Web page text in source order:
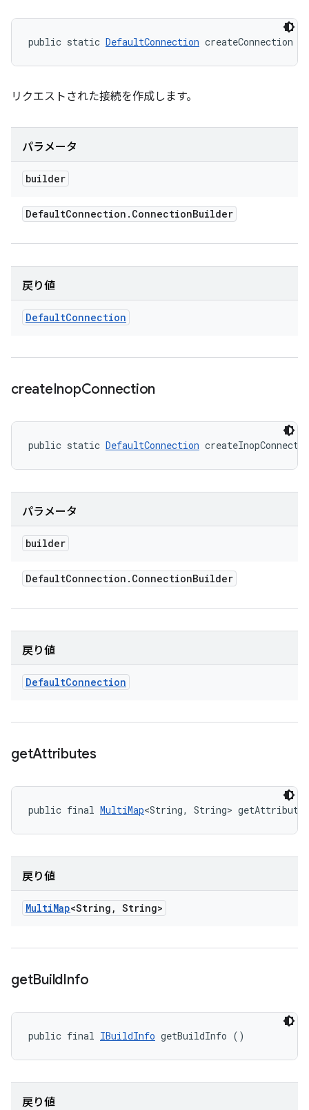
public static DefaultConnection createConnection (
リクエストされた接続を作成します。
パラメータ
builder
DefaultConnection . ConnectionBuilder
戻り値
DefaultConnection
createInopConnection
public static DefaultConnection
パラメータ
builder
DefaultConnection . ConnectionBuilder
戻り値
DefaultConnection
getAttributes
public final MultiMap<String, String>
戻り値
MultiMap<String , String>
getBuildInfo
public final IBuildInfo getBuildInfo ()
戻り値